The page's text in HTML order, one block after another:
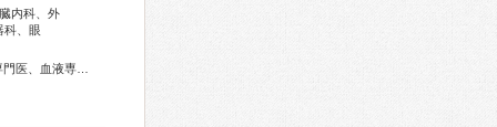
内科、外
科、眼